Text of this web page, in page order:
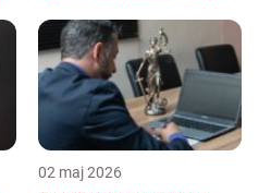
inomhusklimat
02 maj 2026